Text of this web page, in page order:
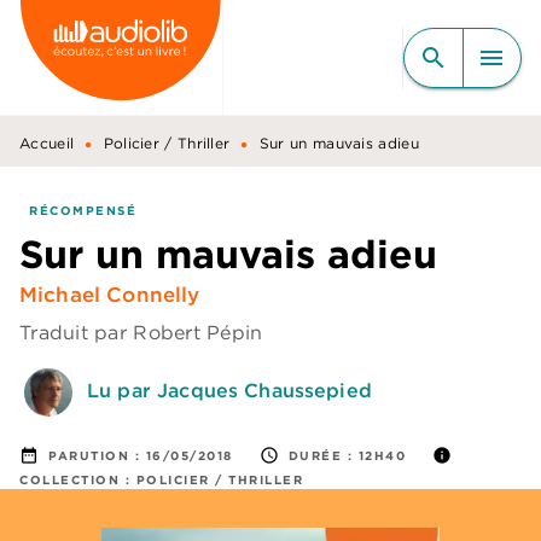
MENU RECHERCHE
CONTENU
PIED DE PAGE
search menu
Accueil • Policier / Thriller • Sur un mauvais adieu
RÉCOMPENSÉ
Sur un mauvais adieu
Michael Connelly
Traduit par Robert Pépin
Lu par Jacques Chaussepied
date_range PARUTION : 16/05/2018 access_time DURÉE : 12H40 info
COLLECTION : POLICIER / THRILLER